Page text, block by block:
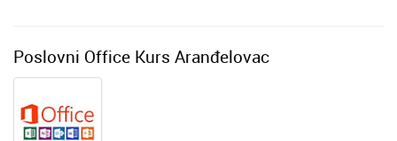
Poslovni Office Kurs Aranđelovac